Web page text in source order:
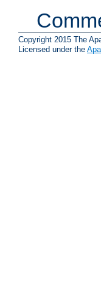
Copyright 2015 The
Licensed under the